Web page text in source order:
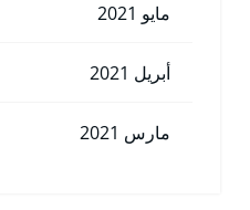
مايو 2021
أبريل 2021
مارس 2021